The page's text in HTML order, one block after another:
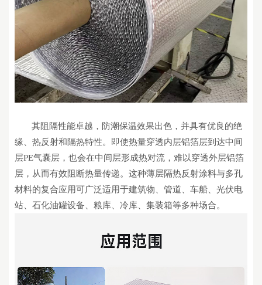
其阻隔性能卓越，防潮保温效果出色，并具有优良的绝
缘、热反射和隔热特性。即使热量穿透内层铝箔层到达中间
层PE气囊层，也会在中间层形成热对流，难以穿透外层铝箔
层，从而有效阻断热量传递。这种薄层隔热反射涂料与多孔
材料的复合应用可广泛适用于建筑物、管道、车船、光伏电
站、石化油罐设备、粮库、冷库、集装箱等多种场合。